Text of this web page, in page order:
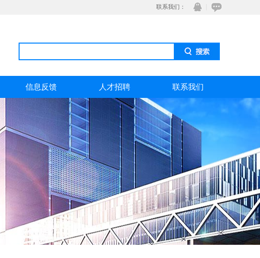
联系我们：
在线咨
QQ
信息反馈 人才招聘 联系我们